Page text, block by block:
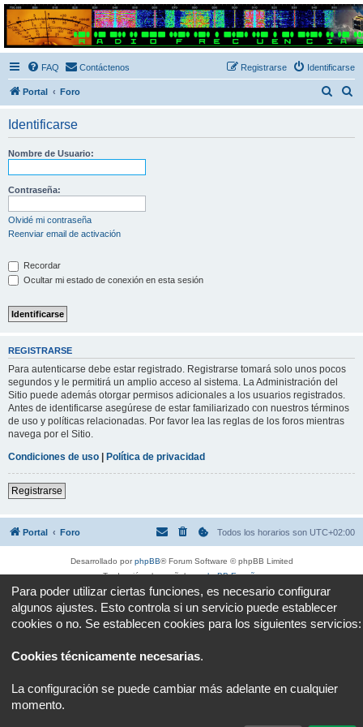
Radio Frecuencias
Foro de Radio Frecuencias
FAQ Contáctenos Identificarse
Registrarse
Portal Foro
Identificarse
Nombre de Usuario:
Contraseña:
Olvidé mi contraseña
Reenviar email de activación
Recordar
Ocultar mi estado de conexión en esta sesión
REGISTRARSE
Para autenticarse debe estar registrado. Registrarse tomará solo unos pocos
segundos y le permitirá un amplio acceso al sistema. La Administración del
Sitio puede además otorgar permisos adicionales a los usuarios registrados.
Antes de identificarse asegúrese de estar familiarizado con nuestros términos
de uso y políticas relacionadas. Por favor lea las reglas de los foros mientras
navega por el Sitio.
Condiciones de uso | Política de privacidad
Registrarse
Portal Foro Todos los horarios son UTC+02:00
Desarrollado porphpBB® Forum Software © phpBB Limited
Traducción al español porphpBB España
Privacidad|Condiciones
Para poder utilizar ciertas funciones, es necesario configurar
algunos ajustes. Esto controla si un servicio puede establecer
cookies o no. Se establecen cookies para los siguientes servicios:
Cookies técnicamente necesarias.
La configuración se puede cambiar más adelante en cualquier
momento.